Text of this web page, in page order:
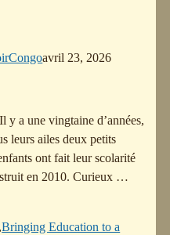
avril 23, 2026
a une vingtaine d’années,
leurs ailes deux petits
ont fait leur scolarité
en 2010. Curieux …
,Bringing Education to a